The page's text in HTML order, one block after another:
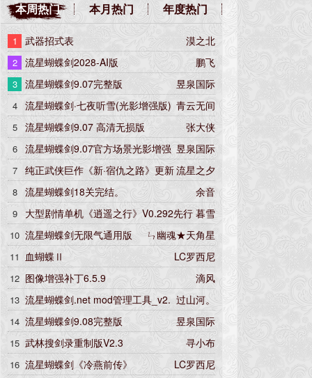
（挨打音效）。 3.优化部分贴
图，特效，语音效果。 注：女
本周热门 本月热门 年度热门
1 漠之北
武器招式表
2 鹏飞
流星蝴蝶剑2028-AI版
3 昱泉国际
流星蝴蝶剑9.07完整版
4 青云无间
流星蝴蝶剑·七夜听雪(光影增强版)
5 张大侠
流星蝴蝶剑9.07 高清无损版
6 昱泉国际
流星蝴蝶剑9.07官方场景光影增强
版
7 流星之夕
纯正武侠巨作《新·宿仇之路》更新
5.22版
8 余音
流星蝴蝶剑18关完结。
9 暮雪
大型剧情单机《逍遥之行》V0.292先行
版
10 ㄣ幽魂★天角星
流星蝴蝶剑无限气通用版
11 LC罗西尼
血蝴蝶Ⅱ
12 滴风
图像增强补丁6.5.9
13 过山河。
流星蝴蝶剑.net mod管理工具_v2.
6.0
14 昱泉国际
流星蝴蝶剑9.08完整版
15 寻小布
武林搜剑录重制版V2.3
16 LC罗西尼
流星蝴蝶剑《冷燕前传》